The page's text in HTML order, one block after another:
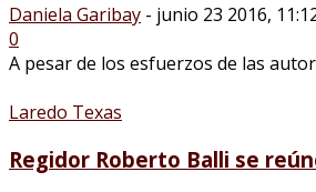
Daniela Garibay - junio 23 2016,
0
A pesar de los esfuerzos de las
Laredo Texas
Regidor Roberto Balli se